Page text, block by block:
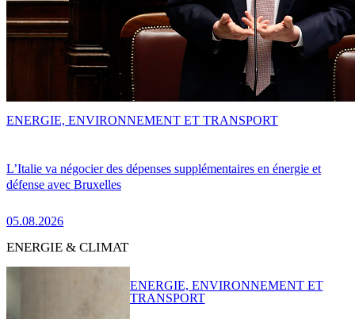
L’Italie va négocier des dépenses supplémentaires en énergie et
défense avec Bruxelles
05.08.2026
ENERGIE, ENVIRONNEMENT ET TRANSPORT
ENERGIE & CLIMAT
ENERGIE, ENVIRONNEMENT ET
TRANSPORT